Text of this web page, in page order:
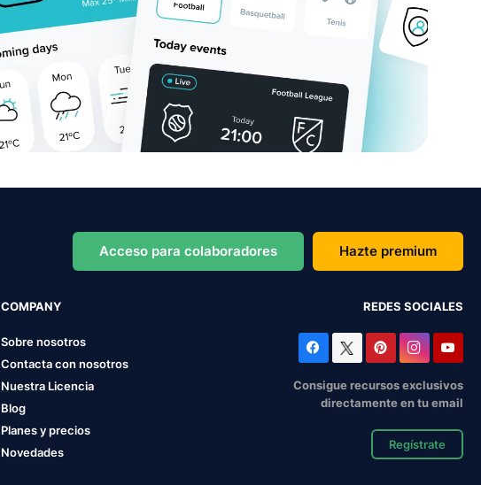
Acceso para colaboradores Hazte premium
COMPANY
Sobre nosotros
Contacta con nosotros
Nuestra Licencia
Blog
Planes y precios
Novedades
REDES SOCIALES
Consigue recursos exclusivos
directamente en tu email
Regístrate